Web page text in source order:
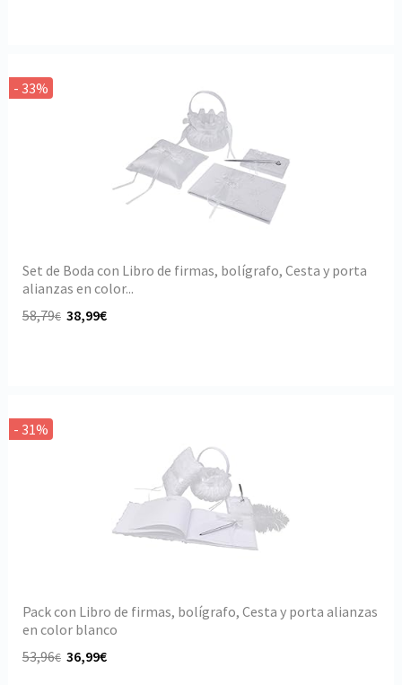
- 33%
Set de Boda con Libro de firmas, bolígrafo, Cesta y porta
alianzas en color...
58,79€ 38,99€
- 31%
Pack con Libro de firmas, bolígrafo, Cesta y porta alianzas
en color blanco
53,96€ 36,99€